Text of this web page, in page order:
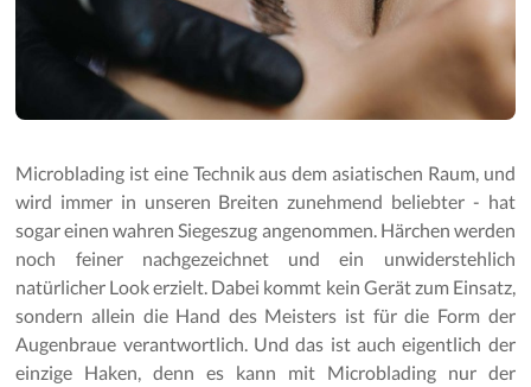
Microblading ist eine Technik aus dem asiatischen Raum, und
wird immer in unseren Breiten zunehmend beliebter - hat
sogar einen wahren Siegeszug angenommen. Härchen werden
noch feiner nachgezeichnet und ein unwiderstehlich
natürlicher Look erzielt. Dabei kommt kein Gerät zum Einsatz,
sondern allein die Hand des Meisters ist für die Form der
Augenbraue verantwortlich. Und das ist auch eigentlich der
einzige Haken, denn es kann mit Microblading nur der